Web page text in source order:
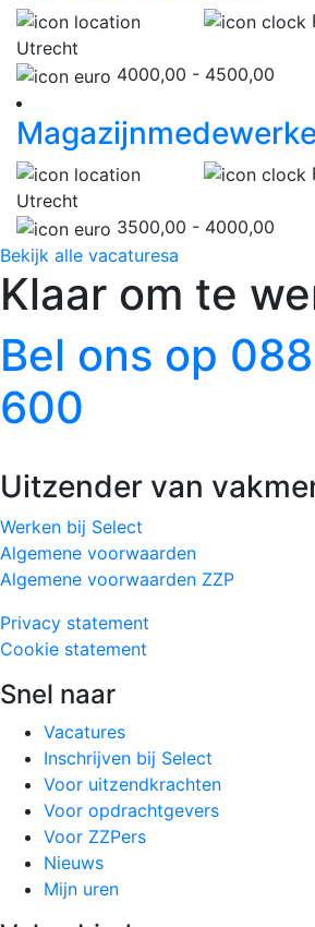
Utrecht
4000,00 - 4500,00
Utrecht
3500,00 - 4000,00
Bekijk alle vacaturesa
Klaar om te
Bel ons op
600
Uitzender van
Werken bij Select
Algemene voorwaarden
Algemene voorwaarden ZZP
Privacy statement
Cookie statement
Snel naar
Vacatures
Inschrijven bij Select
Voor uitzendkrachten
Voor opdrachtgevers
Voor ZZPers
Nieuws
Mijn uren